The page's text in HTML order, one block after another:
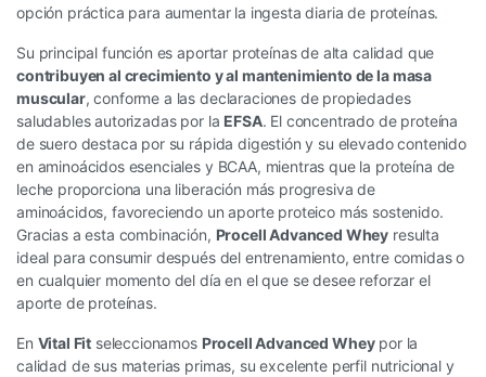
opción práctica para aumentar la ingesta diaria de proteínas.
Su principal función es aportar proteínas de alta calidad que
contribuyen al crecimiento y al mantenimiento de la masa
muscular, conforme a las declaraciones de propiedades
saludables autorizadas por la EFSA. El concentrado de proteína
de suero destaca por su rápida digestión y su elevado contenido
en aminoácidos esenciales y BCAA, mientras que la proteína de
leche proporciona una liberación más progresiva de
aminoácidos, favoreciendo un aporte proteico más sostenido.
Gracias a esta combinación, Procell Advanced Whey resulta
ideal para consumir después del entrenamiento, entre comidas o
en cualquier momento del día en el que se desee reforzar el
aporte de proteínas.
En Vital Fit seleccionamos Procell Advanced Wheypor la
calidad de sus materias primas, su excelente perfil nutricional y